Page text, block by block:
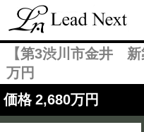
【第3渋川市金井
万円
価格 2,680万円